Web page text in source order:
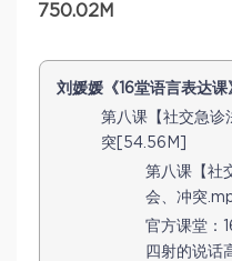
750.02M
刘媛媛《16堂语言表达
第八课【社交急诊
突[54.56M]
第八课【社
会、冲突
官方课堂：
四射的说话